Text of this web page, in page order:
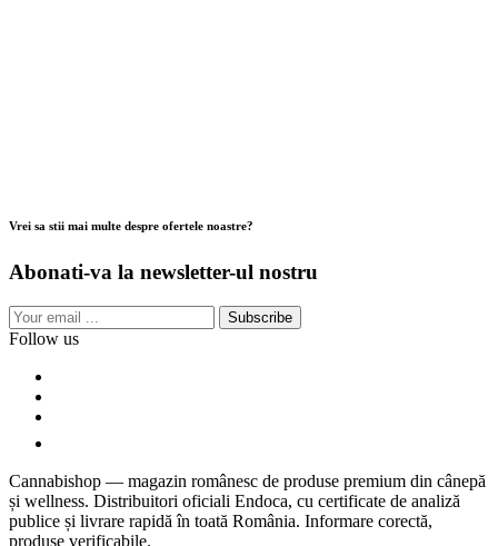
Vrei sa stii mai multe despre ofertele noastre?
Abonati-va la newsletter-ul nostru
Subscribe
Follow us
Cannabishop — magazin românesc de produse premium din cânepă
și wellness. Distribuitori oficiali Endoca, cu certificate de analiză
publice și livrare rapidă în toată România. Informare corectă,
produse verificabile.